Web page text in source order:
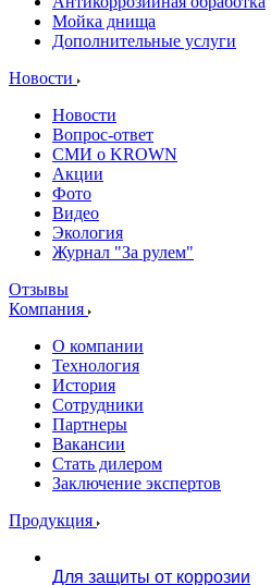
Мойка днища
Дополнительные услуги
Новости
Новости
Вопрос-ответ
СМИ о KROWN
Акции
Фото
Видео
Экология
Журнал "За рулем"
Отзывы
Компания
О компании
Технология
История
Сотрудники
Партнеры
Вакансии
Стать дилером
Заключение экспертов
Продукция
Для защиты от коррозии